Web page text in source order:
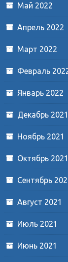
Май 2022
Апрель 2022
Март 2022
Февраль
Январь 2022
Декабрь 2021
Ноябрь 2021
Октябрь 2021
Сентябрь
Август 2021
Июль 2021
Июнь 2021